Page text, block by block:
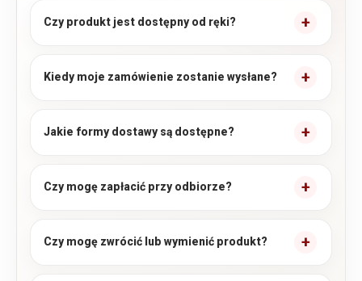
Czy produkt jest dostępny od ręki?
Kiedy moje zamówienie zostanie wysłane?
Jakie formy dostawy są dostępne?
Czy mogę zapłacić przy odbiorze?
Czy mogę zwrócić lub wymienić produkt?